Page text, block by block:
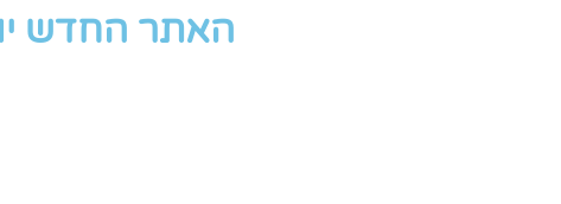
האתר החדש